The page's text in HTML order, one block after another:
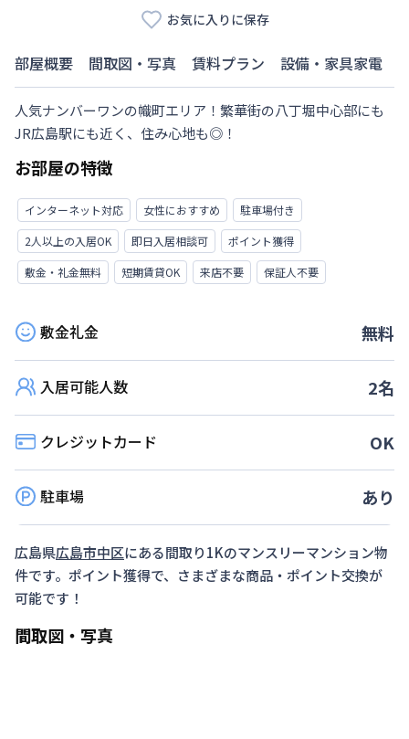
お気に入りに保存
部屋概要 間取図・写真 賃料プラン 設備・家具家電
人気ナンバーワンの幟町エリア！繁華街の八丁堀中心部にも
JR広島駅にも近く、住み心地も◎！
お部屋の特徴
インターネット対応 女性におすすめ
駐車場付き
2人以上の入居OK
即日入居相談可
ポイント獲得
敷金・礼金無料
短期賃貸OK 来店不要 保証人不要
敷金礼金 無料
入居可能人数 2名
クレジットカード OK
駐車場 あり
広島県広島市中区にある間取り1Kのマンスリーマンション物
件です。ポイント獲得で、さまざまな商品・ポイント交換が
可能です！
間取図・写真